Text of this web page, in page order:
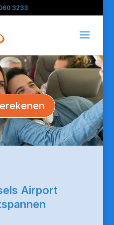
3233
Airport